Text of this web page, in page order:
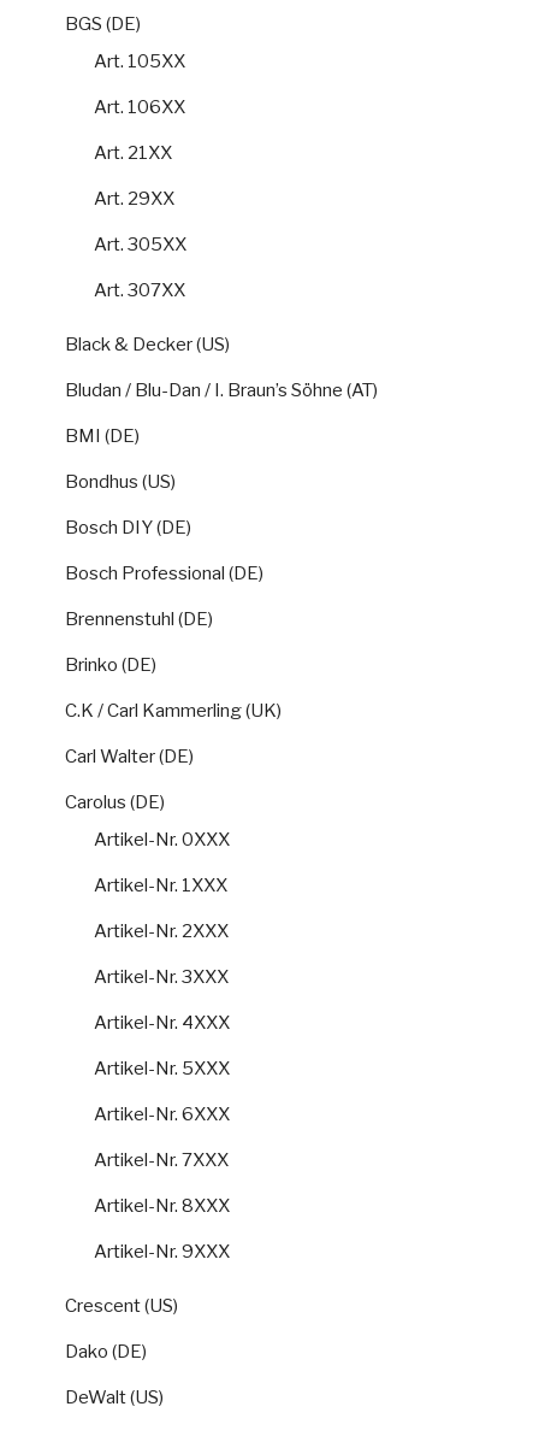
BGS (DE)
Art. 105XX
Art. 106XX
Art. 21XX
Art. 29XX
Art. 305XX
Art. 307XX
Black & Decker (US)
Bludan / Blu-Dan / I. Braun’s Söhne (AT)
BMI (DE)
Bondhus (US)
Bosch DIY (DE)
Bosch Professional (DE)
Brennenstuhl (DE)
Brinko (DE)
C.K / Carl Kammerling (UK)
Carl Walter (DE)
Carolus (DE)
Artikel-Nr. 0XXX
Artikel-Nr. 1XXX
Artikel-Nr. 2XXX
Artikel-Nr. 3XXX
Artikel-Nr. 4XXX
Artikel-Nr. 5XXX
Artikel-Nr. 6XXX
Artikel-Nr. 7XXX
Artikel-Nr. 8XXX
Artikel-Nr. 9XXX
Crescent (US)
Dako (DE)
DeWalt (US)